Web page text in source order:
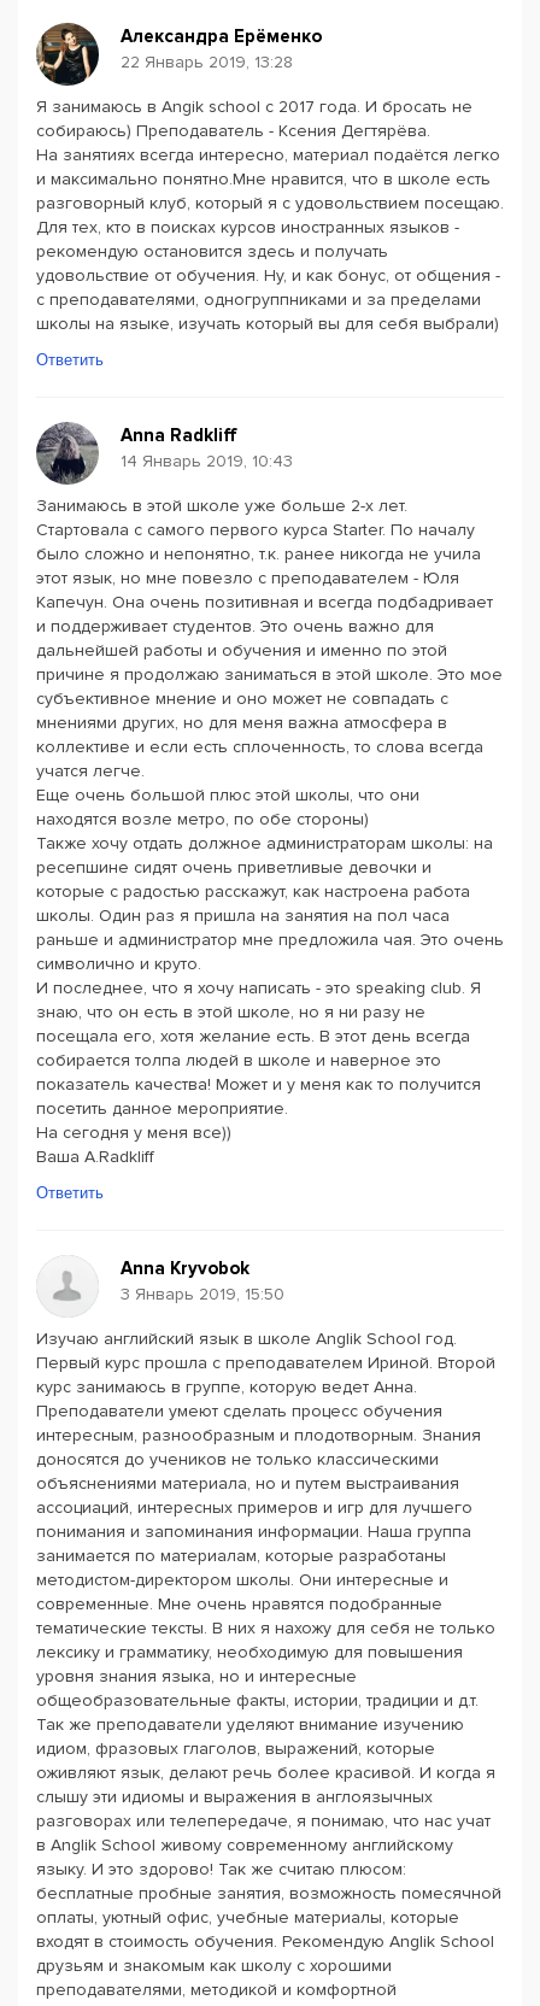
Александра Ерёменко
22 Январь 2019, 13:28
Я занимаюсь в Angik school с 2017 года. И бросать не
собираюсь) Преподаватель - Ксения Дегтярёва.
На занятиях всегда интересно, материал подаётся легко
и максимально понятно.Мне нравится, что в школе есть
разговорный клуб, который я с удовольствием посещаю.
Для тех, кто в поисках курсов иностранных языков -
рекомендую остановится здесь и получать
удовольствие от обучения. Ну, и как бонус, от общения -
с преподавателями, одногруппниками и за пределами
школы на языке, изучать который вы для себя выбрали)
Ответить
Anna Radkliff
14 Январь 2019, 10:43
Занимаюсь в этой школе уже больше 2-х лет.
Стартовала с самого первого курса Starter. По началу
было сложно и непонятно, т.к. ранее никогда не учила
этот язык, но мне повезло с преподавателем - Юля
Капечун. Она очень позитивная и всегда подбадривает
и поддерживает студентов. Это очень важно для
дальнейшей работы и обучения и именно по этой
причине я продолжаю заниматься в этой школе. Это мое
субъективное мнение и оно может не совпадать с
мнениями других, но для меня важна атмосфера в
коллективе и если есть сплоченность, то слова всегда
учатся легче.
Еще очень большой плюс этой школы, что они
находятся возле метро, по обе стороны)
Также хочу отдать должное администраторам школы: на
ресепшине сидят очень приветливые девочки и
которые с радостью расскажут, как настроена работа
школы. Один раз я пришла на занятия на пол часа
раньше и администратор мне предложила чая. Это очень
символично и круто.
И последнее, что я хочу написать - это speaking club. Я
знаю, что он есть в этой школе, но я ни разу не
посещала его, хотя желание есть. В этот день всегда
собирается толпа людей в школе и наверное это
показатель качества! Может и у меня как то получится
посетить данное мероприятие.
На сегодня у меня все))
Ваша A.Radkliff
Ответить
Anna Kryvobok
3 Январь 2019, 15:50
Изучаю английский язык в школе Anglik School год.
Первый курс прошла с преподавателем Ириной. Второй
курс занимаюсь в группе, которую ведет Анна.
Преподаватели умеют сделать процесс обучения
интересным, разнообразным и плодотворным. Знания
доносятся до учеников не только классическими
объяснениями материала, но и путем выстраивания
ассоциаций, интересных примеров и игр для лучшего
понимания и запоминания информации. Наша группа
занимается по материалам, которые разработаны
методистом-директором школы. Они интересные и
современные. Мне очень нравятся подобранные
тематические тексты. В них я нахожу для себя не только
лексику и грамматику, необходимую для повышения
уровня знания языка, но и интересные
общеобразовательные факты, истории, традиции и д.т.
Так же преподаватели уделяют внимание изучению
идиом, фразовых глаголов, выражений, которые
оживляют язык, делают речь более красивой. И когда я
слышу эти идиомы и выражения в англоязычных
разговорах или телепередаче, я понимаю, что нас учат
в Anglik School живому современному английскому
языку. И это здорово! Так же считаю плюсом:
бесплатные пробные занятия, возможность помесячной
оплаты, уютный офис, учебные материалы, которые
входят в стоимость обучения. Рекомендую Anglik School
друзьям и знакомым как школу с хорошими
преподавателями, методикой и комфортной